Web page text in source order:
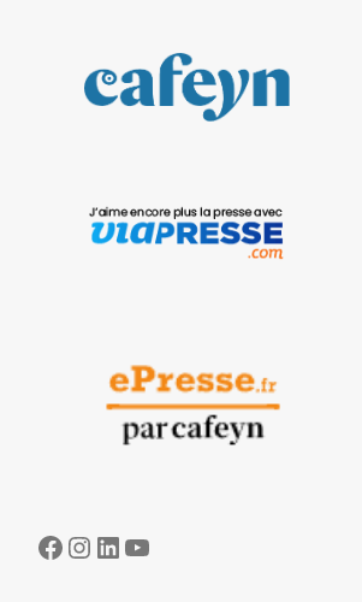
Facebook
Instagram
LinkedIn
YouTube